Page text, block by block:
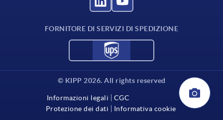
FORNITORE DI SERVIZI DI SPEDIZIONE
© KIPP 2026. All rights reserved
Informazioni legali
CGC
Protezione dei dati
Informativa cookie